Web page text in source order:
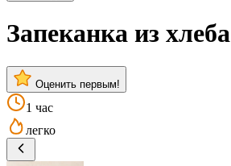
Запеканка из хлеба
Оценить первым!
1 час
легко